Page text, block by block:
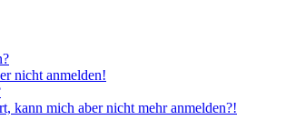
nicht anmelden!
kann mich aber nicht mehr anmelden?!